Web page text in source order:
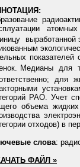
выработанной
Медианы для
для
РАО. Учет
объема
отходов) в
слова:
ФАЙЛ »